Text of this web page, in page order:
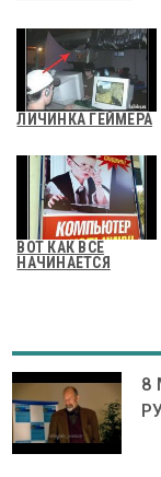
ЛИЧИНКА ГЕЙМЕРА
ВОТ КАК ВСЕ
НАЧИНАЕТСЯ
8